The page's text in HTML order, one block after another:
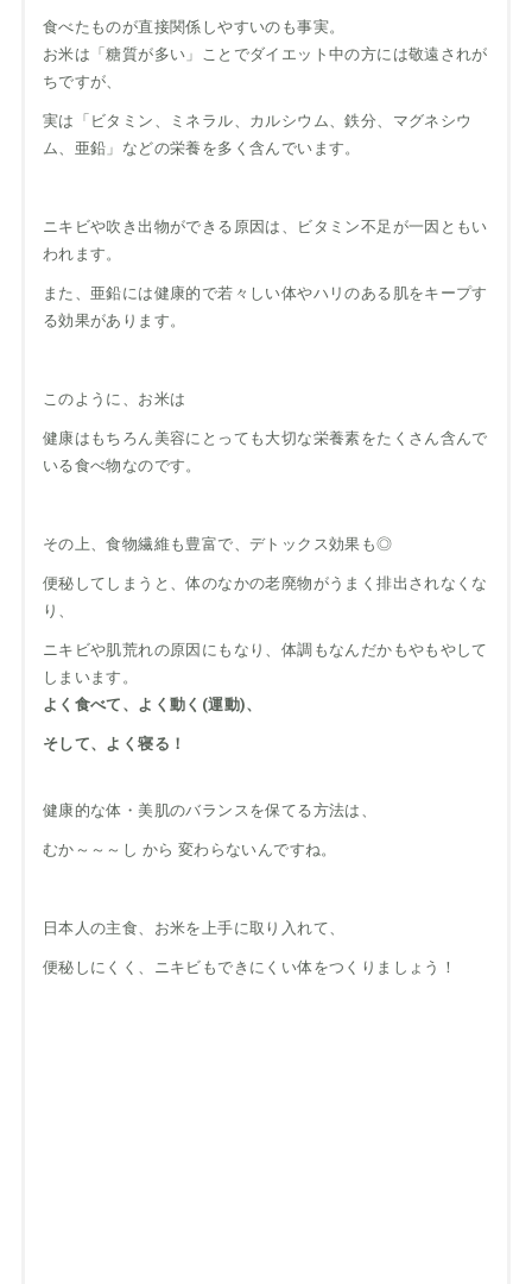
食べたものが直接関係しやすいのも事実。
お米は「糖質が多い」ことでダイエット中の方には敬遠されが
ちですが、
実は「ビタミン、ミネラル、カルシウム、鉄分、マグネシウ
ム、亜鉛」などの栄養を多く含んでいます。
ニキビや吹き出物ができる原因は、ビタミン不足が一因ともい
われます。
また、亜鉛には健康的で若々しい体やハリのある肌をキープす
る効果があります。
このように、お米は
健康はもちろん美容にとっても大切な栄養素をたくさん含んで
いる食べ物なのです。
その上、食物繊維も豊富で、デトックス効果も◎
便秘してしまうと、体のなかの老廃物がうまく排出されなくな
り、
ニキビや肌荒れの原因にもなり、体調もなんだかもやもやして
しまいます。
よく食べて、よく動く(運動)、
そして、よく寝る！
健康的な体・美肌のバランスを保てる方法は、
むか～～～し から 変わらないんですね。
日本人の主食、お米を上手に取り入れて、
便秘しにくく、ニキビもできにくい体をつくりましょう！